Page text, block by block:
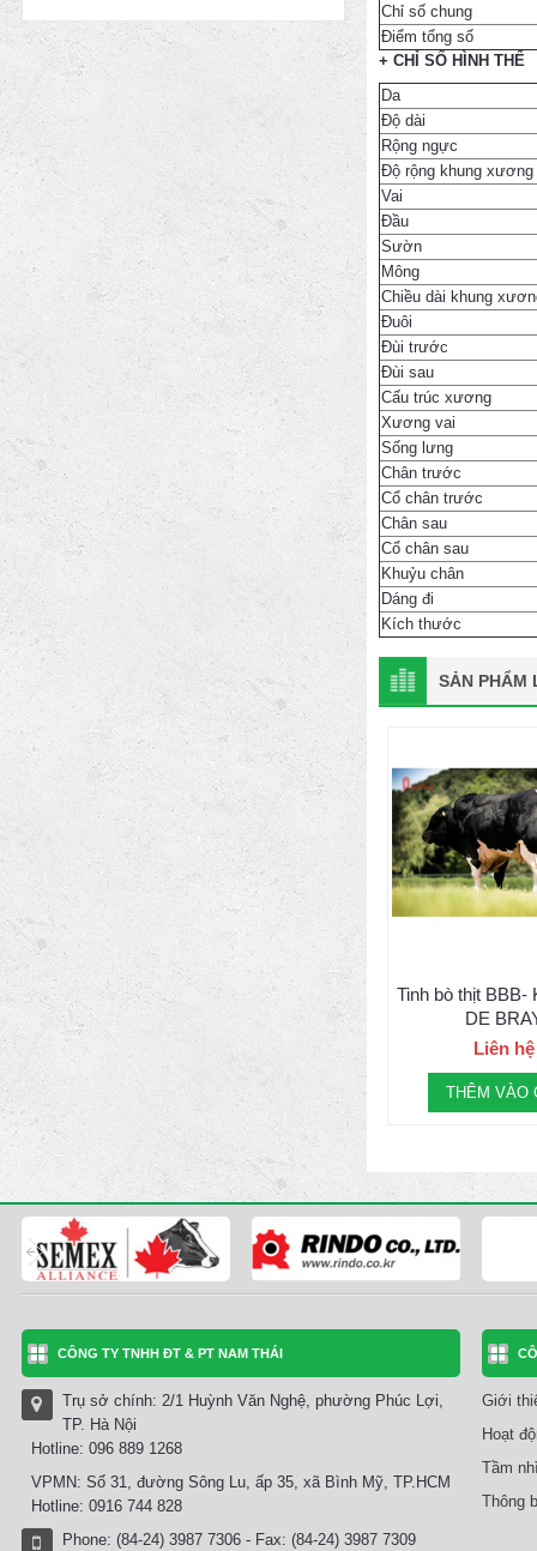
Chỉ số chung
Điểm tổng số
+ CHỈ SỐ HÌNH THỂ
Da
Độ dài
Rộng ngực
Độ rộng khung xương
Vai
Đầu
Sườn
Mông
Chiều dài khung
Đuôi
Đùi trước
Đùi sau
Cấu trúc xương
Xương vai
Sống lưng
Chân trước
Cổ chân trước
Chân sau
Cổ chân sau
Khuỷu chân
Dáng đi
Kích thước
SẢN PHẨM
Tinh bò thịt BBB-
DE
Liên hệ
THÊM VÀO
CÔNG TY TNHH ĐT & PT NAM THÁI
Trụ sở chính: 2/1 Huỳnh Văn Nghệ, phường Phúc Lợi,
TP. Hà Nội
Hotline: 096 889 1268
VPMN: Số 31, đường Sông Lu, ấp 35, xã Bình Mỹ, TP.HCM
Hotline: 0916 744 828
Phone: (84-24) 3987 7306 - Fax: (84-24) 3987 7309
Giới
Hoạt
Tầm
Thông